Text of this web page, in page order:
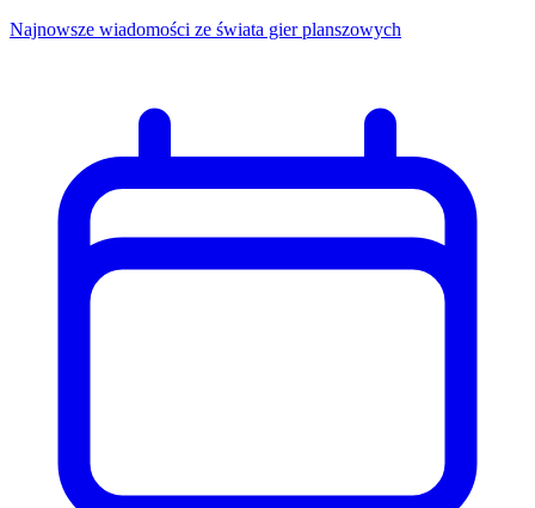
Najnowsze wiadomości ze świata gier planszowych